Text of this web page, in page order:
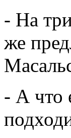
- На
же
- А что